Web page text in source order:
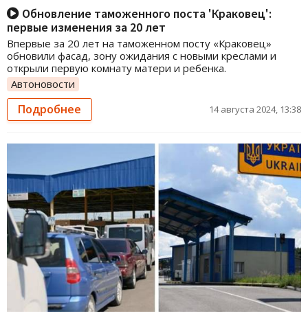
Обновление таможенного поста 'Краковец':
первые изменения за 20 лет
Впервые за 20 лет на таможенном посту «Краковец»
обновили фасад, зону ожидания с новыми креслами и
открыли первую комнату матери и ребенка.
Автоновости
Подробнее 14 августа 2024, 13:38